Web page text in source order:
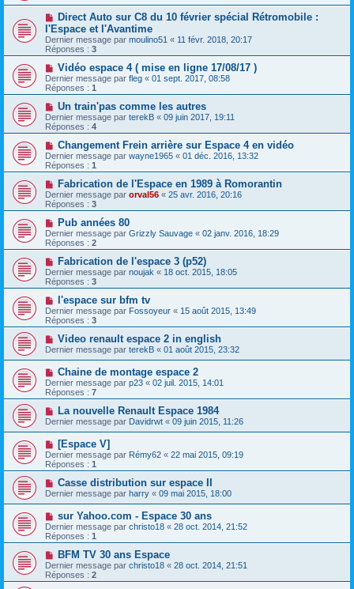
Direct Auto sur C8 du 10 février spécial Rétromobile :
l'Espace et l'Avantime
Dernier message par moulino51 « 11 févr. 2018, 20:17
Réponses : 3
Vidéo espace 4 ( mise en ligne 17/08/17 )
Dernier message par fleg « 01 sept. 2017, 08:58
Réponses : 1
Un train'pas comme les autres
Dernier message par terekB « 09 juin 2017, 19:11
Réponses : 4
Changement Frein arrière sur Espace 4 en vidéo
Dernier message par wayne1965 « 01 déc. 2016, 13:32
Réponses : 1
Fabrication de l'Espace en 1989 à Romorantin
Dernier message par orval56 « 25 avr. 2016, 20:16
Réponses : 3
Pub années 80
Dernier message par Grizzly Sauvage « 02 janv. 2016, 18:29
Réponses : 2
Fabrication de l'espace 3 (p52)
Dernier message par noujak « 18 oct. 2015, 18:05
Réponses : 3
l'espace sur bfm tv
Dernier message par Fossoyeur « 15 août 2015, 13:49
Réponses : 3
Video renault espace 2 in english
Dernier message par terekB « 01 août 2015, 23:32
Chaine de montage espace 2
Dernier message par p23 « 02 juil. 2015, 14:01
Réponses : 7
La nouvelle Renault Espace 1984
Dernier message par Davidrwt « 09 juin 2015, 11:26
[Espace V]
Dernier message par Rémy62 « 22 mai 2015, 09:19
Réponses : 1
Casse distribution sur espace II
Dernier message par harry « 09 mai 2015, 18:00
sur Yahoo.com - Espace 30 ans
Dernier message par christo18 « 28 oct. 2014, 21:52
Réponses : 1
BFM TV 30 ans Espace
Dernier message par christo18 « 28 oct. 2014, 21:51
Réponses : 2